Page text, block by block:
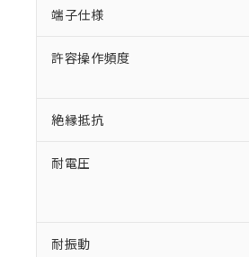
端子仕様
許容操作頻度
絶縁抵抗
耐電圧
耐振動